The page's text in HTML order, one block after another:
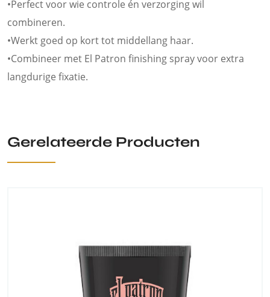
•Perfect voor wie controle én verzorging wil
combineren.
•Werkt goed op kort tot middellang haar.
•Combineer met El Patron finishing spray voor extra
langdurige fixatie.
Gerelateerde Producten